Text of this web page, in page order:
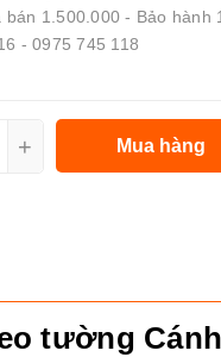
1.500.000 - Bảo hành
- 0975 745 118
+ Mua hàng
tường